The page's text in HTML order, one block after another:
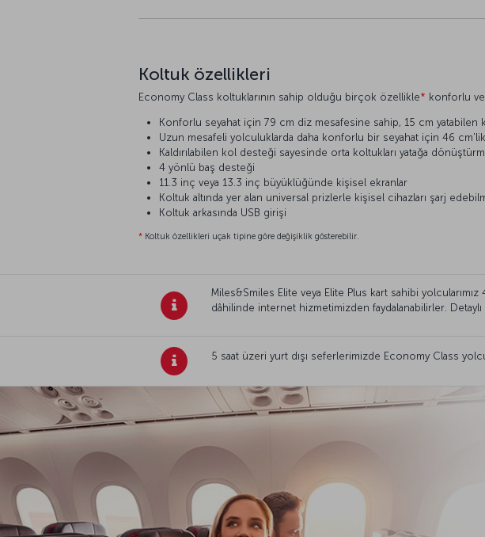
Koltuk özellikleri
Economy Class koltuklarının sahip olduğu birçok özellikle* konforlu
Konforlu seyahat için 79 cm diz mesafesine sahip, 15 cm yatabilen
Uzun mesafeli yolculuklarda daha konforlu bir seyahat için 46
Kaldırılabilen kol desteği sayesinde orta koltukları yatağa
4 yönlü baş desteği
11.3 inç veya 13.3 inç büyüklüğünde kişisel ekranlar
Koltuk altında yer alan universal prizlerle kişisel cihazları şarj
Koltuk arkasında USB girişi
* Koltuk özellikleri uçak tipine göre değişiklik gösterebilir.
Miles&Smiles Elite veya Elite Plus kart sahibi
dâhilinde internet hizmetimizden faydalanabilirler.
5 saat üzeri yurt dışı seferlerimizde Economy Class